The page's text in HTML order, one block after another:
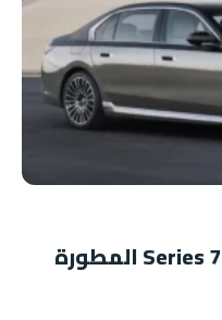
فتح باب حجز بي إم دبليو 7 Series المطورة